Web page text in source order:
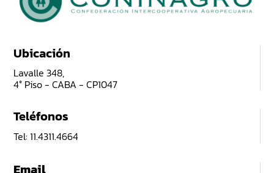
Ubicación
Lavalle 348,
4° Piso - CABA - CP1047
Teléfonos
Tel: 11.4311.4664